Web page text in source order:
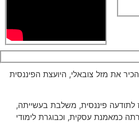
להכיר את מזל צובאלי, היועצת הפיננסית
פיננסית, משלבת בעשייתה,
כמאמנת עסקית, וכבוגרת לימודי